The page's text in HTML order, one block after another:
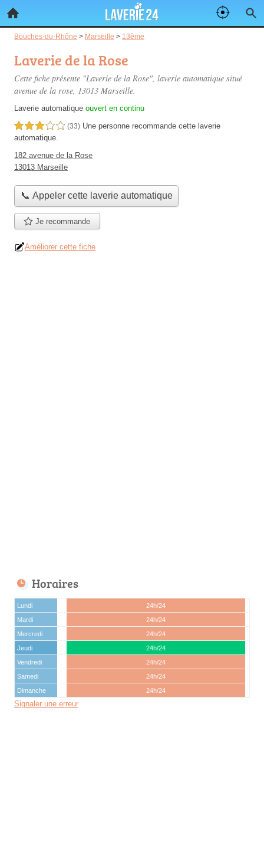
Bouches-du-Rhône > Marseille > 13ème
Laverie de la Rose
Cette fiche présente "Laverie de la Rose", laverie automatique situé
avenue de la rose, 13013 Marseille.
Laverie automatique ouvert en continu
3,0 étoiles sur 5 (33) Une personne recommande cette laverie
automatique.
182 avenue de la Rose
13013 Marseille
📞 Appeler cette laverie automatique
Je recommande
Améliorer cette fiche
Horaires
Lundi
24h/24
Mardi
24h/24
Mercredi
24h/24
Jeudi
24h/24
Vendredi
24h/24
Samedi
24h/24
Dimanche
24h/24
Signaler une erreur